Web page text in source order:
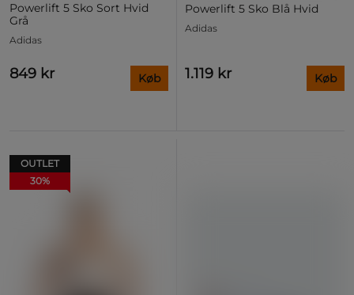
Powerlift 5 Sko Sort Hvid
Grå
Adidas
849 kr Køb
Powerlift 5 Sko Blå Hvid
Adidas
1.119 kr Køb
OUTLET
30%